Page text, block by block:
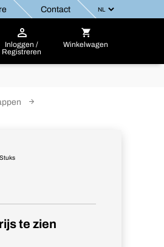
Contact
Inloggen /
Registreren
Winkelwagen
te zien